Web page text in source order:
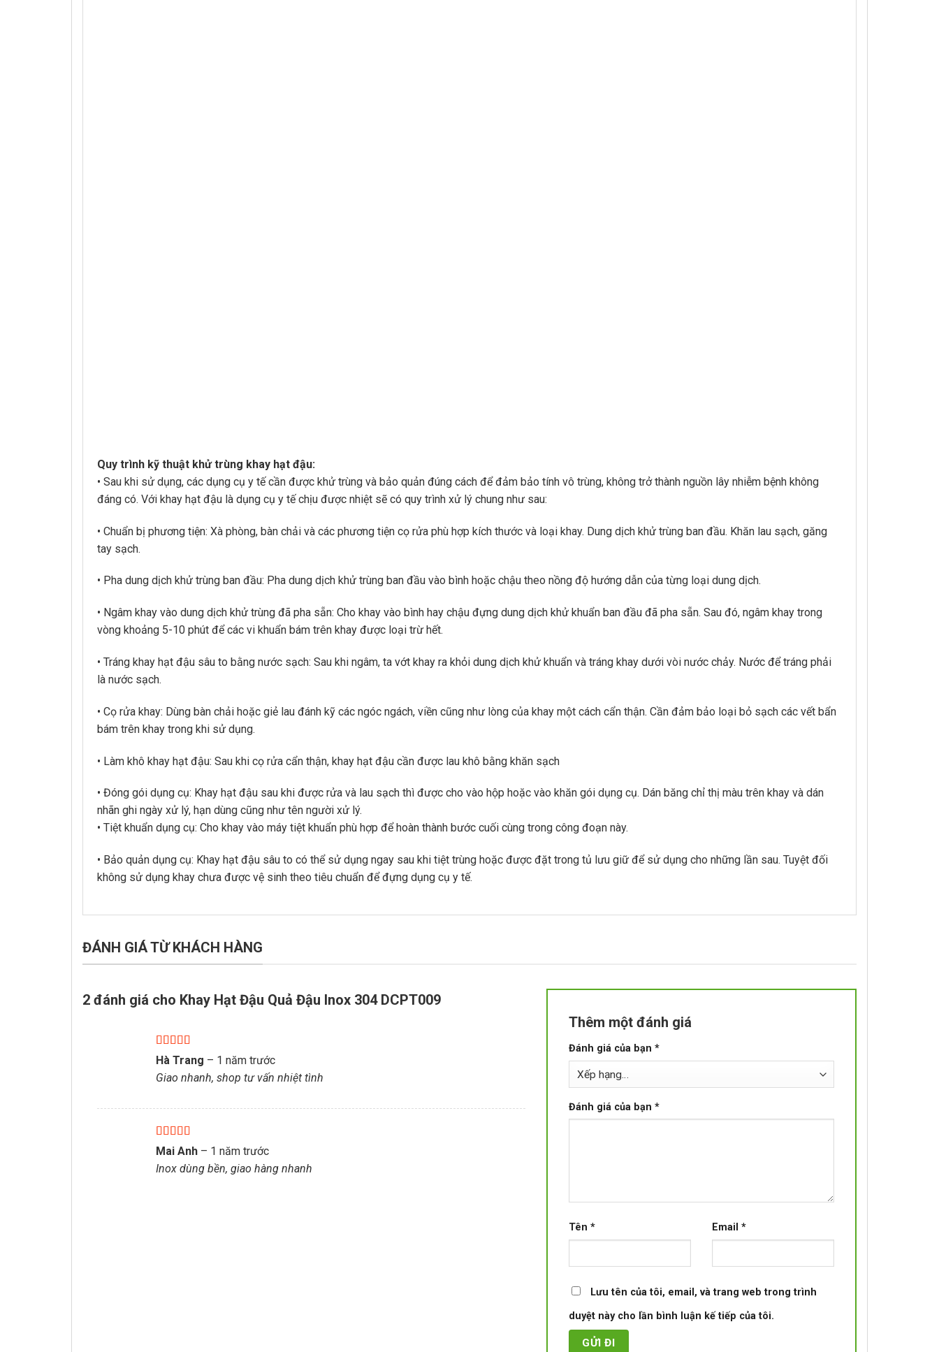
Quy trình kỹ thuật khử trùng khay hạt đậu:
• Sau khi sử dụng, các dụng cụ y tế cần được khử trùng và bảo quản đúng cách để đảm bảo tính vô trùng, không trở thành nguồn lây nhiễm bệnh không
đáng có. Với khay hạt đậu là dụng cụ y tế chịu được nhiệt sẽ có quy trình xử lý chung như sau:
• Chuẩn bị phương tiện: Xà phòng, bàn chải và các phương tiện cọ rửa phù hợp kích thước và loại khay. Dung dịch khử trùng ban đầu. Khăn lau sạch, găng
tay sạch.
• Pha dung dịch khử trùng ban đầu: Pha dung dịch khử trùng ban đầu vào bình hoặc chậu theo nồng độ hướng dẫn của từng loại dung dịch.
• Ngâm khay vào dung dịch khử trùng đã pha sẵn: Cho khay vào bình hay chậu đựng dung dịch khử khuẩn ban đầu đã pha sẵn. Sau đó, ngâm khay trong
vòng khoảng 5-10 phút để các vi khuẩn bám trên khay được loại trừ hết.
• Tráng khay hạt đậu sâu to bằng nước sạch: Sau khi ngâm, ta vớt khay ra khỏi dung dịch khử khuẩn và tráng khay dưới vòi nước chảy. Nước để tráng phải
là nước sạch.
• Cọ rửa khay: Dùng bàn chải hoặc giẻ lau đánh kỹ các ngóc ngách, viền cũng như lòng của khay một cách cẩn thận. Cần đảm bảo loại bỏ sạch các vết bẩn
bám trên khay trong khi sử dụng.
• Làm khô khay hạt đậu: Sau khi cọ rửa cẩn thận, khay hạt đậu cần được lau khô bằng khăn sạch
• Đóng gói dụng cụ: Khay hạt đậu sau khi được rửa và lau sạch thì được cho vào hộp hoặc vào khăn gói dụng cụ. Dán băng chỉ thị màu trên khay và dán
nhãn ghi ngày xử lý, hạn dùng cũng như tên người xử lý.
• Tiệt khuẩn dụng cụ: Cho khay vào máy tiệt khuẩn phù hợp để hoàn thành bước cuối cùng trong công đoạn này.
• Bảo quản dụng cụ: Khay hạt đậu sâu to có thể sử dụng ngay sau khi tiệt trùng hoặc được đặt trong tủ lưu giữ để sử dụng cho những lần sau. Tuyệt đối
không sử dụng khay chưa được vệ sinh theo tiêu chuẩn để đựng dụng cụ y tế.
ĐÁNH GIÁ TỪ KHÁCH HÀNG
2 đánh giá cho Khay Hạt Đậu Quả Đậu Inox 304 DCPT009
Được xếp
5 sao
Hà Trang – 1 năm trước
Giao nhanh, shop tư vấn nhiệt tình
Được xếp
hạng 55 sao
Mai Anh – 1 năm trước
Inox dùng bền, giao hàng nhanh
Thêm một đánh giá
Đánh giá của bạn *
Đánh giá của bạn *
Tên * Email *
Lưu tên của tôi, email, và trang web trong trình
duyệt này cho lần bình luận kế tiếp của tôi.